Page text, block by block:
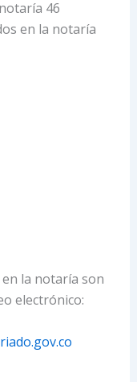
46
en la notaría
la notaría son
electrónico: